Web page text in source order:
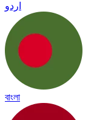
اردو
বাংলা